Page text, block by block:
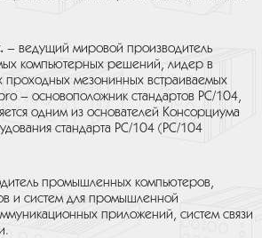
– ведущий мировой производитель
компьютерных решений, лидер в
проходных мезонинных встраиваемых
– основоположник стандартов РС/104,
одним из основателей Консорциума
стандарта PC/104 (PC/104
промышленных компьютеров,
и систем для промышленной
приложений, систем связи